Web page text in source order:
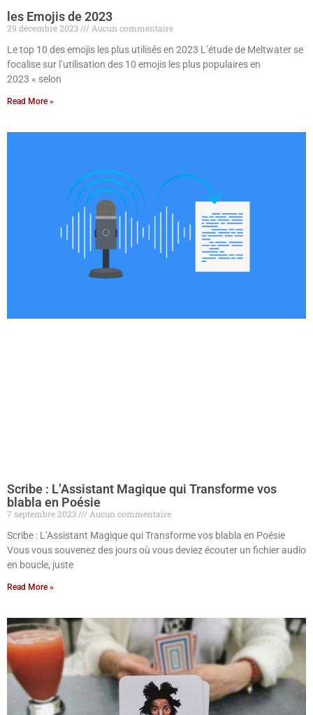
les Emojis de 2023
29 décembre 2023
Aucun commentaire
Le top 10 des emojis les plus utilisés en 2023 L’étude de Meltwater se
focalise sur l’utilisation des 10 emojis les plus populaires en
2023 « selon
Read More »
Scribe : L’Assistant Magique qui Transforme vos
blabla en Poésie
7 septembre 2023
Aucun commentaire
Scribe : L’Assistant Magique qui Transforme vos blabla en Poésie
Vous vous souvenez des jours où vous deviez écouter un fichier audio
en boucle, juste
Read More »